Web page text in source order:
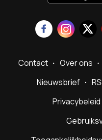
Contact Over ons
Nieuwsbrief
Privacybeleid